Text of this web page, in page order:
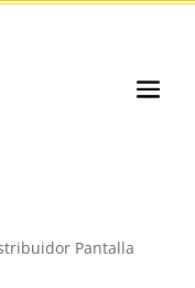
Pantalla